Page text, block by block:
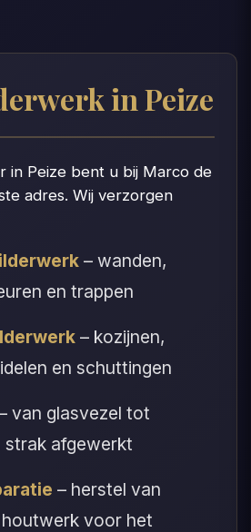
in Peize
in Peize bent u bij Marco de
adres. Wij verzorgen
– wanden,
en trappen
– kozijnen,
en schuttingen
van glasvezel tot
strak afgewerkt
– herstel van
voor het